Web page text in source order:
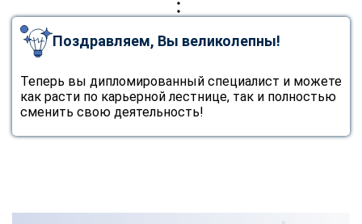
Поздравляем, Вы великолепны!
Теперь вы дипломированный специалист и можете
как расти по карьерной лестнице, так и полностью
сменить свою деятельность!